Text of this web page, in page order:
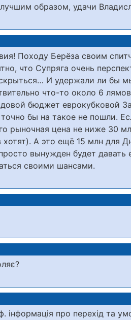
образом, удачи
Походу Берёза своим
что Супряга очень
И удержали ли бы
что-то около 6
бюджет еврокубковой
бы на такое не пошли.
рыночная цена не ниже 30
А это ещё 15 млн для
вынужден будет давать
своими шансами.
інформація про перехід та